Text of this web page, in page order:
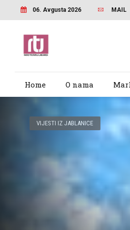
06. Avgusta 2026 MAIL
Home O nama
VIJESTI IZ JABLANICE